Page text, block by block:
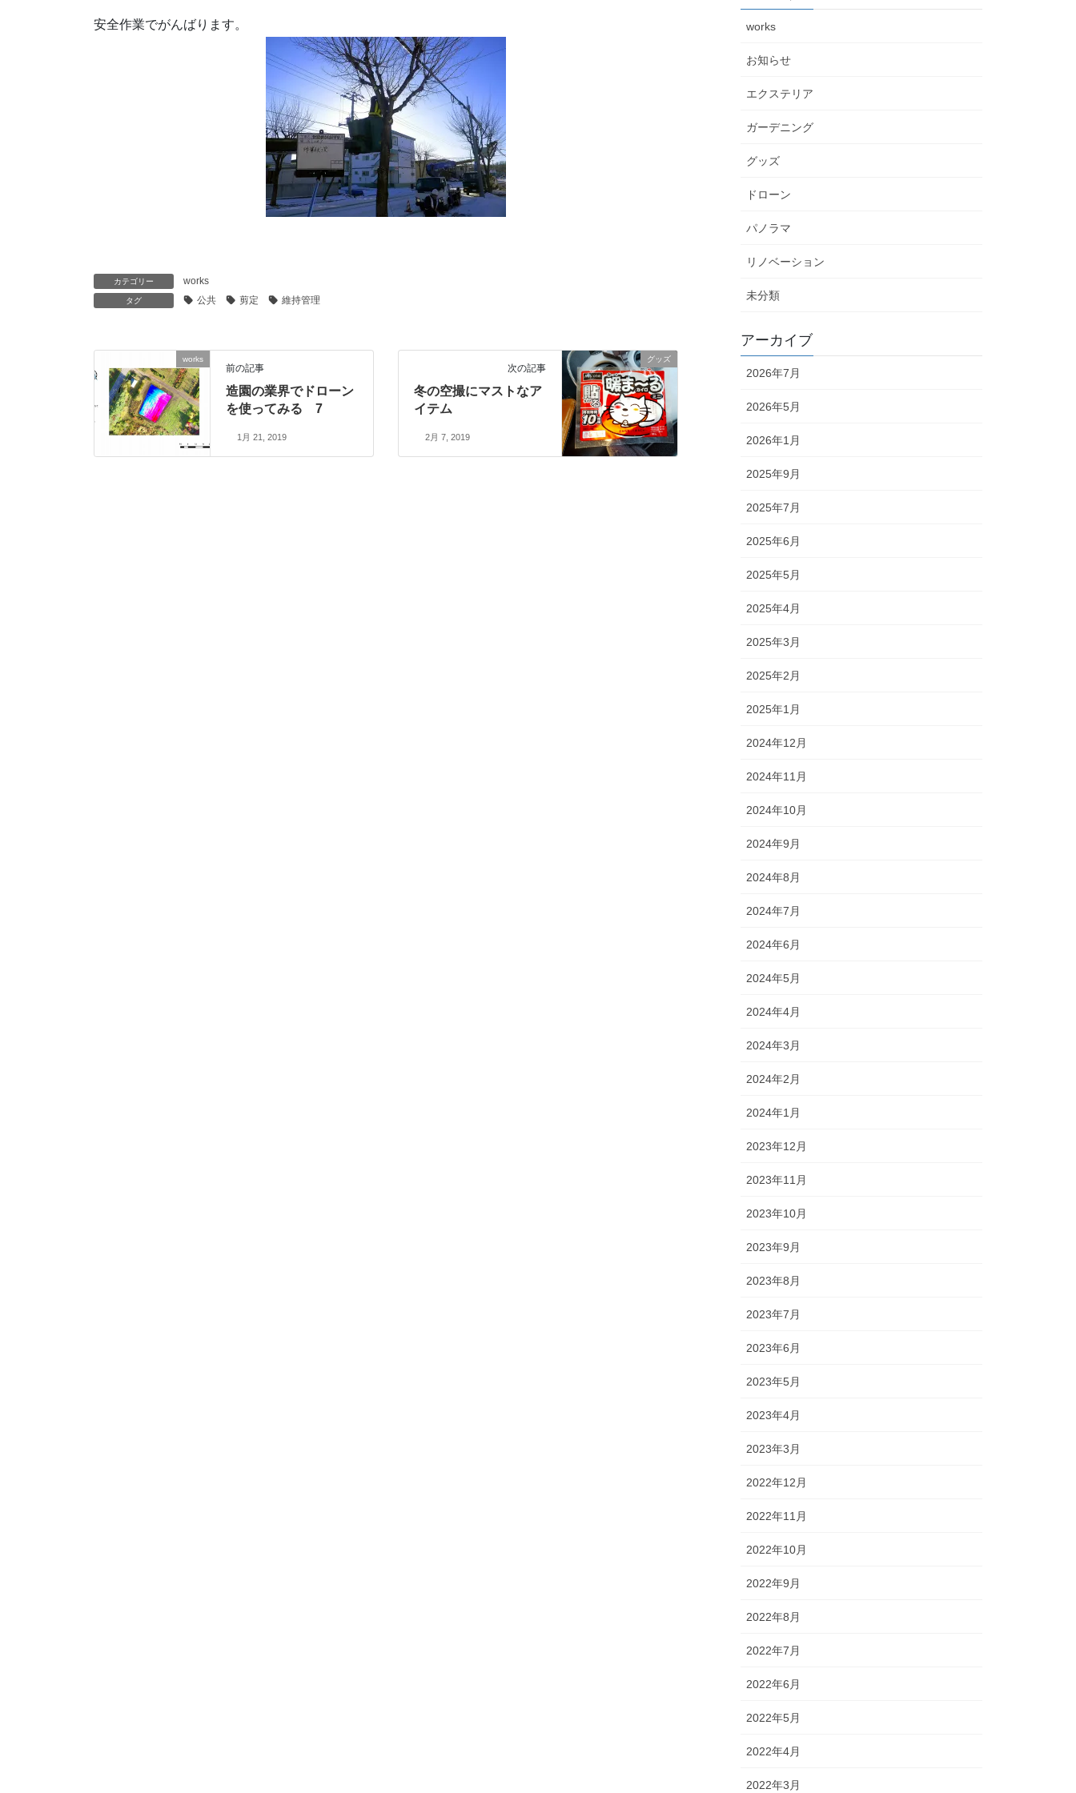
安全作業でがんばります。
カテゴリー works
タグ 公共 剪定 維持管理
works
前の記事
造園の業界でドローン
を使ってみる 7
1月 21, 2019
グッズ
次の記事
冬の空撮にマストなア
イテム
2月 7, 2019
works
お知らせ
エクステリア
ガーデニング
グッズ
ドローン
パノラマ
リノベーション
未分類
アーカイブ
2026年7月
2026年5月
2026年1月
2025年9月
2025年7月
2025年6月
2025年5月
2025年4月
2025年3月
2025年2月
2025年1月
2024年12月
2024年11月
2024年10月
2024年9月
2024年8月
2024年7月
2024年6月
2024年5月
2024年4月
2024年3月
2024年2月
2024年1月
2023年12月
2023年11月
2023年10月
2023年9月
2023年8月
2023年7月
2023年6月
2023年5月
2023年4月
2023年3月
2022年12月
2022年11月
2022年10月
2022年9月
2022年8月
2022年7月
2022年6月
2022年5月
2022年4月
2022年3月